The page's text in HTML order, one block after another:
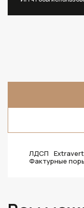
ЛДСП
Фактурные